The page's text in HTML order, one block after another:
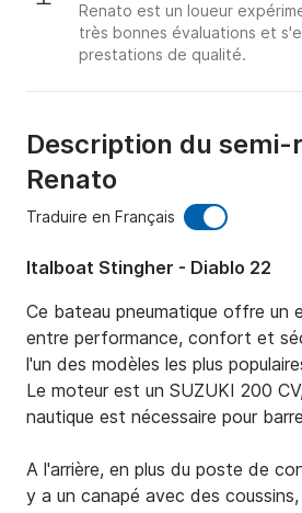
Renato est un loueur
très bonnes évaluations et
prestations de qualité.
Description du semi-
Renato
Traduire en Français
Italboat Stingher - Diablo 22
Ce bateau pneumatique offre un
entre performance, confort et
l'un des modèles les plus
Le moteur est un SUZUKI 200
nautique est nécessaire pour
A l'arrière, en plus du poste de
y a un canapé avec des